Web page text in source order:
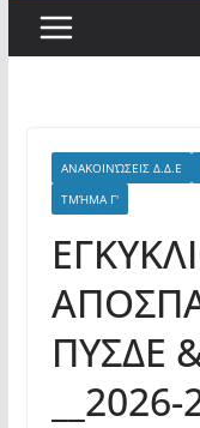
ΑΝΑΚΟΙΝΏΣΕΙΣ Δ.Δ.Ε
ΤΜΉΜΑ Γ'
ΠΥΣΔΕ